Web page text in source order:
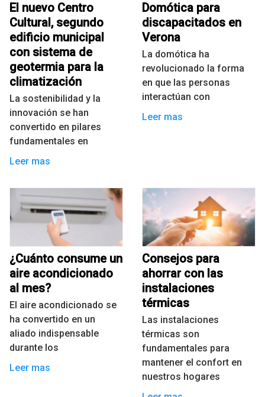
El nuevo Centro
Cultural, segundo
edificio municipal
con sistema de
geotermia para la
climatización
La sostenibilidad y la
innovación se han
convertido en pilares
fundamentales en
Leer mas
Domótica para
discapacitados en
Verona
La domótica ha
revolucionado la forma
en que las personas
interactúan con
Leer mas
¿Cuánto consume un
aire acondicionado
al mes?
El aire acondicionado se
ha convertido en un
aliado indispensable
durante los
Leer mas
Consejos para
ahorrar con las
instalaciones
térmicas
Las instalaciones
térmicas son
fundamentales para
mantener el confort en
nuestros hogares